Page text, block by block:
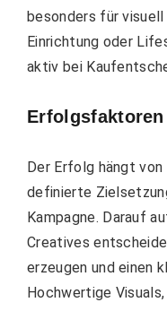
besonders für
Einrichtung oder
aktiv bei
Erfolgsfaktoren
Der Erfolg hängt
definierte
Kampagne. Darauf
Creatives
erzeugen und einen
Hochwertige